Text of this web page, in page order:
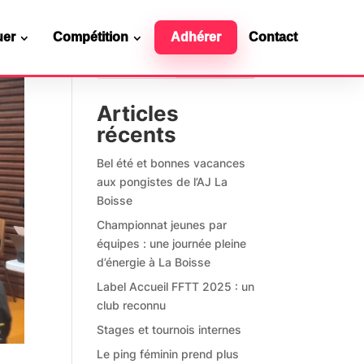
Ressources officielles
Contact
Compétition Adhérer Contact
Articles
récents
Bel été et bonnes vacances
aux pongistes de l’AJ La
Boisse
Championnat jeunes par
équipes : une journée pleine
d’énergie à La Boisse
Label Accueil FFTT 2025 : un
club reconnu
Stages et tournois internes
Le ping féminin prend plus